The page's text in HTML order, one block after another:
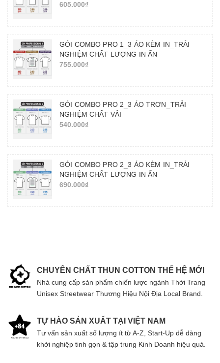
605.000₫
GÓI COMBO PRO 1_3 ÁO KÈM IN_TRẢI
NGHIỆM CHẤT LƯỢNG IN ẤN
755.000₫
GÓI COMBO PRO 2_3 ÁO TRƠN_TRẢI
NGHIỆM CHẤT VẢI
540.000₫
GÓI COMBO PRO 2_3 ÁO KÈM IN_TRẢI
NGHIỆM CHẤT LƯỢNG IN ẤN
690.000₫
CHUYÊN CHẤT THUN COTTON THẾ HỆ MỚI
Nhà cung cấp sản phẩm chiến lược ngành Thời Trang
Unisex Streetwear Thương Hiệu Nội Địa Local Brand.
TỰ HÀO SẢN XUẤT TẠI VIỆT NAM
Tư vấn sản xuất số lượng ít từ A-Z, Start-Up dễ dàng
khởi nghiệp tinh gọn & tập trung Kinh Doanh hiệu quả.